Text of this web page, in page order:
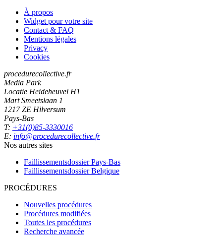
À propos
Widget pour votre site
Contact & FAQ
Mentions légales
Privacy
Cookies
procedurecollective.fr
Media Park
Locatie Heideheuvel H1
Mart Smeetslaan 1
1217 ZE Hilversum
Pays-Bas
T: +31(0)85-3330016
E: info@procedurecollective.fr
Nos autres sites
Faillissementsdossier Pays-Bas
Faillissementsdossier Belgique
PROCÉDURES
Nouvelles procédures
Procédures modifiées
Toutes les procédures
Recherche avancée